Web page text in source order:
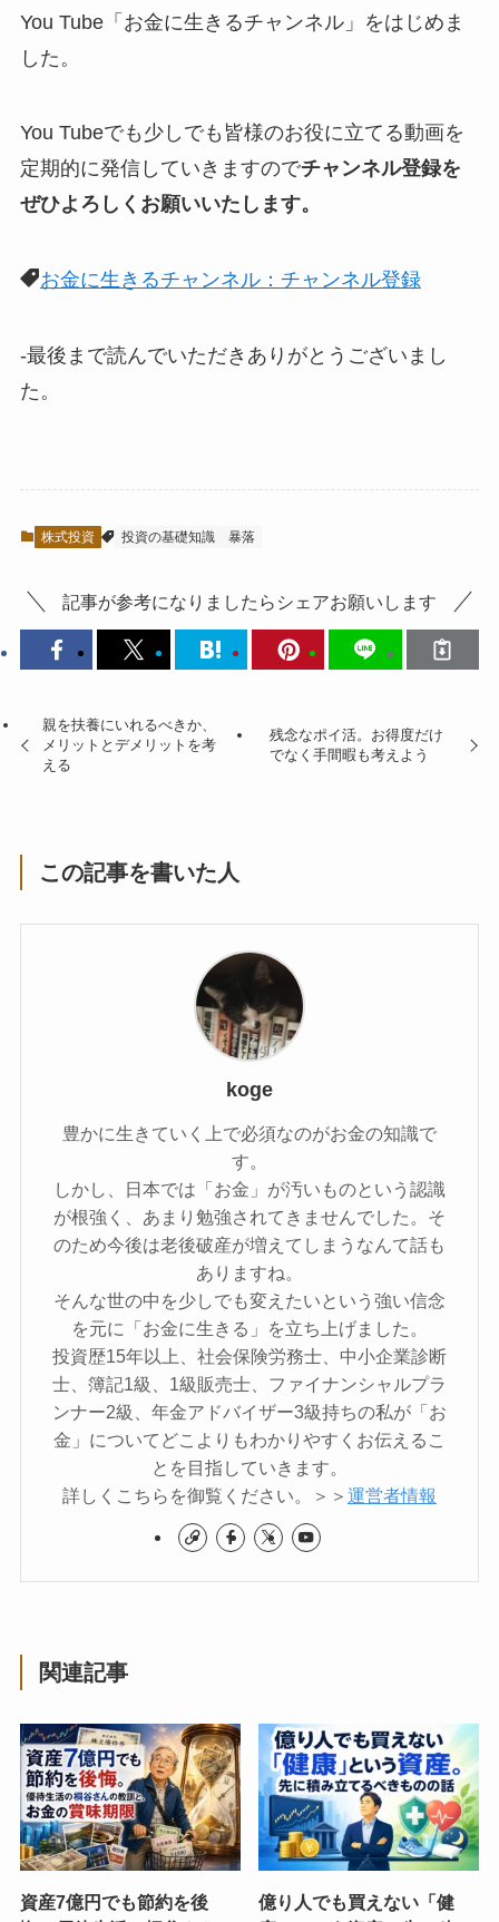
You Tube「お金に生きるチャンネル」をはじめま
した。
You Tubeでも少しでも皆様のお役に立てる動画を
定期的に発信していきますのでチャンネル登録を
ぜひよろしくお願いいたします。
お金に生きるチャンネル：チャンネル登録
-最後まで読んでいただきありがとうございまし
た。
株式投資 投資の基礎知識 暴落
記事が参考になりましたらシェアお願いします
親を扶養にいれるべきか、
メリットとデメリットを考
える
残念なポイ活。お得度だけ
でなく手間暇も考えよう
この記事を書いた人
koge
豊かに生きていく上で必須なのがお金の知識で
す。
しかし、日本では「お金」が汚いものという認識
が根強く、あまり勉強されてきませんでした。そ
のため今後は老後破産が増えてしまうなんて話も
ありますね。
そんな世の中を少しでも変えたいという強い信念
を元に「お金に生きる」を立ち上げました。
投資歴15年以上、社会保険労務士、中小企業診断
士、簿記1級、1級販売士、ファイナンシャルプラ
ンナー2級、年金アドバイザー3級持ちの私が「お
金」についてどこよりもわかりやすくお伝えるこ
とを目指していきます。
詳しくこちらを御覧ください。＞＞ 運営者情報
関連記事
資産7億円でも節約を後
億り人でも買えない「健